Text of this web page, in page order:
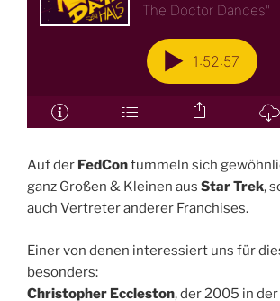
Auf der FedContummeln sich
ganz Großen & Kleinen aus Star Trek,
auch Vertreter anderer Franchises.
Einer von denen interessiert uns für
besonders:
Christopher Eccleston, der 2005 in der